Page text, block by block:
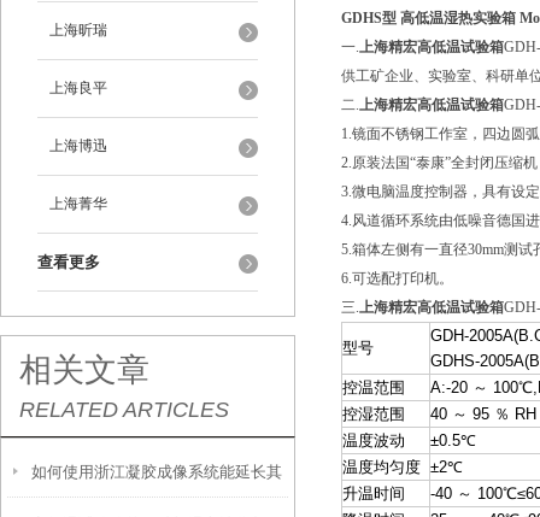
上海昕瑞
上海良平
上海博迅
上海菁华
查看更多
相关文章
RELATED ARTICLES
如何使用浙江凝胶成像系统能延长其
GDHS型 高低温湿热实验箱
一.上海精宏高低温试验箱
供工矿企业、实验室、科研单
二.上海精宏高低温试验箱
1.镜面不锈钢工作室，四边圆
2.原装法国“泰康”全封闭压缩
3.微电脑温度控制器，具有设
4.风道循环系统由低噪音德国
5.箱体左侧有一直径30mm测
6.可选配打印机。
三.上海精宏高低温试验箱
型号
GDH-
GDHS-
控温范围
A:-20 ～
控湿范围
40 ～ 95 ％
温度波动
±0.5℃
温度均匀度 ±2℃
升温时间
-40 ～